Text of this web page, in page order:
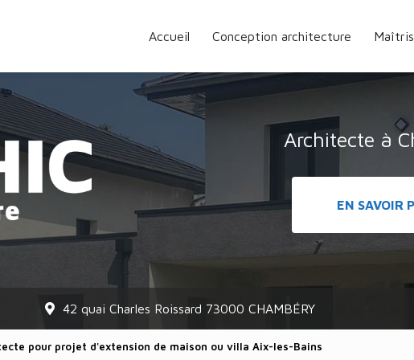
Accueil
Conception architecture
Architecte à
EN SAVOIR
42 quai Charles Roissard 73000 CHAMBÉRY
pour projet d'extension de maison ou villa Aix-les-Bains